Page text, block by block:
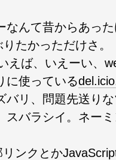
なんて昔からあっ
たかっただけさ。
えば、いえーい、
に使っている
バリ、問題先送り
スバラシイ。ネー
ンクとか